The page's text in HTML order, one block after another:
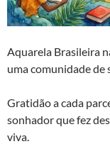
Aquarela Brasileira
uma comunidade de
Gratidão a cada
sonhador que fez
viva.